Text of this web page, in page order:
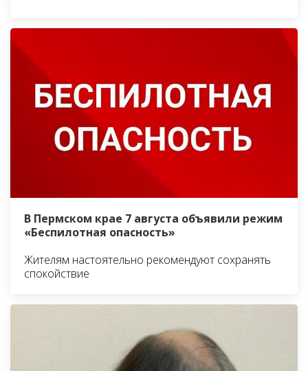
В Пермском крае 7 августа объявили режим
«Беспилотная опасность»
Жителям настоятельно рекомендуют сохранять
спокойствие